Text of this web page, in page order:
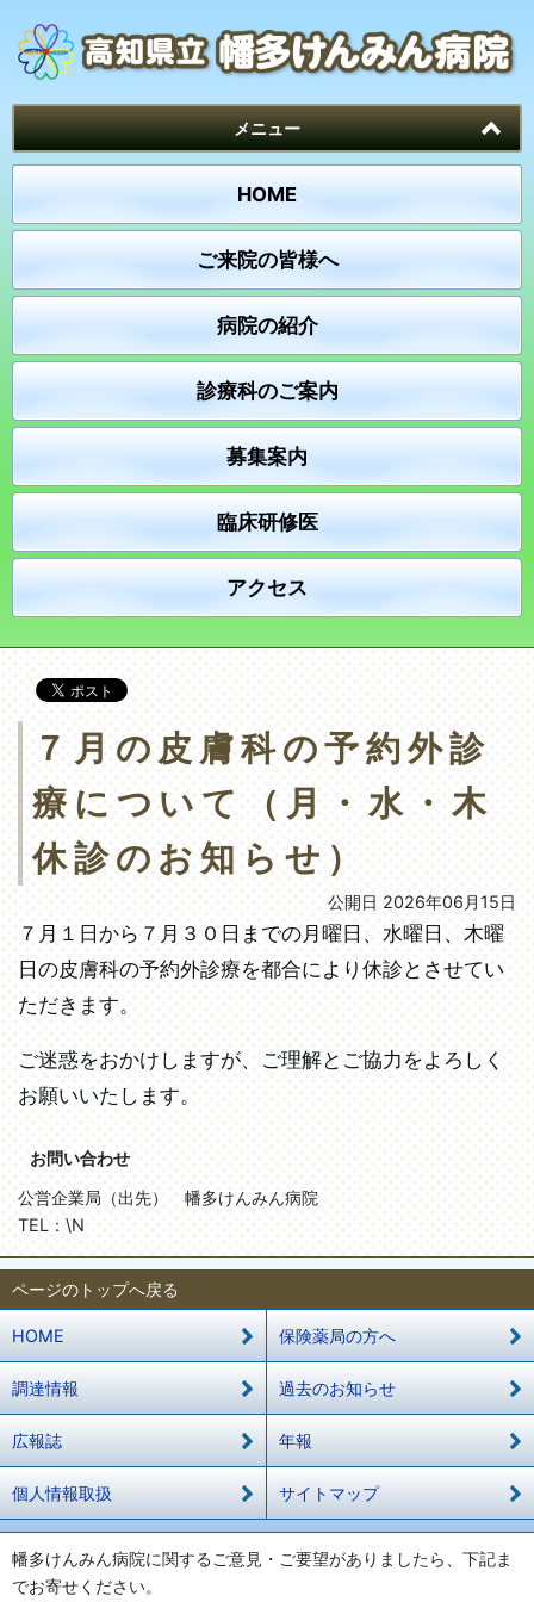
メニュー
HOME
ご来院の皆様へ
病院の紹介
診療科のご案内
募集案内
臨床研修医
アクセス
７月の皮膚科の予約外診
療について（月・水・木
休診のお知らせ）
公開日 2026年06月15日
７月１日から７月３０日までの月曜日、水曜日、木曜
日の皮膚科の予約外診療を都合により休診とさせてい
ただきます。
ご迷惑をおかけしますが、ご理解とご協力をよろしく
お願いいたします。
お問い合わせ
公営企業局（出先） 幡多けんみん病院
TEL ：\N
ページのトップへ戻る
HOME 保険薬局の方へ
調達情報 過去のお知らせ
広報誌 年報
個人情報取扱 サイトマップ
幡多けんみん病院に関するご意見・ご要望がありましたら、下記ま
でお寄せください。